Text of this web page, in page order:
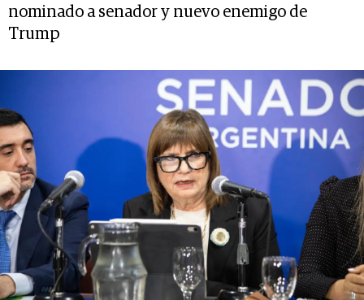
nominado a senador y nuevo enemigo de
Trump